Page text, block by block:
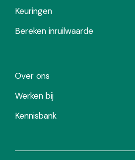
Keuringen
Bereken inruilwaarde
Over ons
Werken bij
Kennisbank